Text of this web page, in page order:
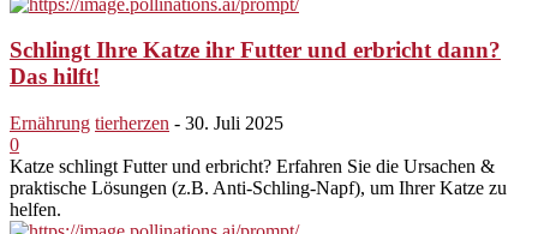
Schlingt Ihre Katze ihr Futter und erbricht dann?
Das hilft!
Ernährung tierherzen - 30. Juli 2025
0
Katze schlingt Futter und erbricht? Erfahren Sie die Ursachen &
praktische Lösungen (z.B. Anti-Schling-Napf), um Ihrer Katze zu
helfen.